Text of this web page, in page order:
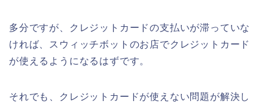
多分ですが、クレジットカードの支払いが滞っていな
ければ、スウィッチボットのお店でクレジットカード
が使えるようになるはずです。
それでも、クレジットカードが使えない問題が解決し